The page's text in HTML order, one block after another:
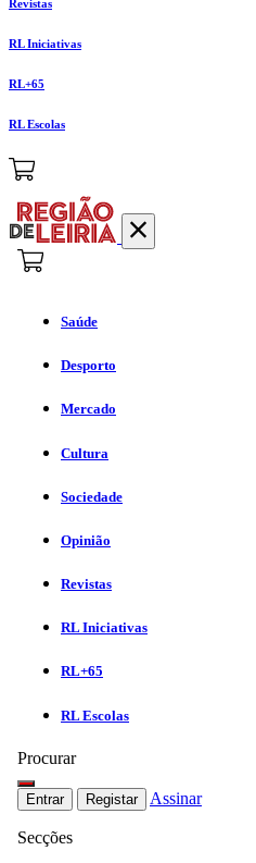
Revistas
RL Iniciativas
RL+65
RL Escolas
Saúde
Desporto
Mercado
Cultura
Sociedade
Opinião
Revistas
RL Iniciativas
RL+65
RL Escolas
Procurar
Entrar Registar Assinar
Secções